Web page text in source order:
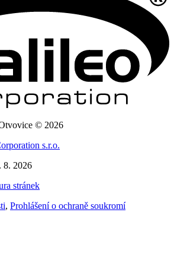
© 2026
s.r.o.
8. 2026
stránek
, Prohlášení o ochraně soukromí